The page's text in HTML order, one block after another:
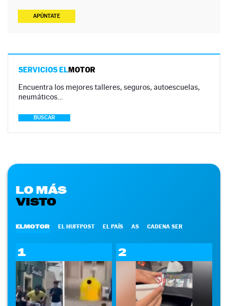
APÚNTATE
SERVICIOS ELMOTOR
Encuentra los mejores talleres, seguros, autoescuelas,
neumáticos…
BUSCAR
LO MÁS
VISTO
ELMOTOR EL HUFFPOST EL PAÍS AS CADENA SER
1 2